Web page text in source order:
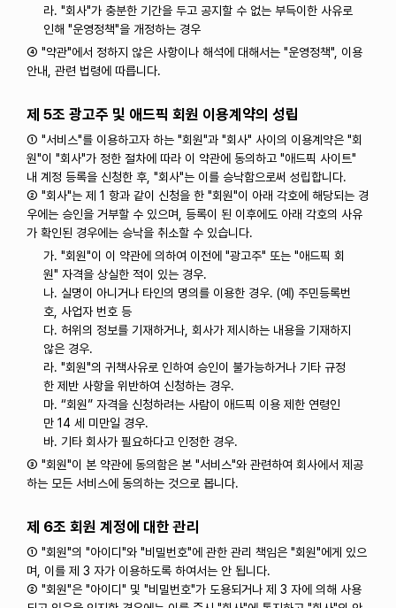
라. "회사"가 충분한 기간을 두고 공지할 수 없는 부득이한 사유로
인해 "운영정책"을 개정하는 경우
④ "약관"에서 정하지 않은 사항이나 해석에 대해서는 "운영정책", 이용
안내, 관련 법령에 따릅니다.
제 5조 광고주 및 애드픽 회원 이용계약의 성립
① "서비스"를 이용하고자 하는 "회원"과 "회사" 사이의 이용계약은 "회
원"이 "회사"가 정한 절차에 따라 이 약관에 동의하고 "애드픽 사이트"
내 계정 등록을 신청한 후, "회사"는 이를 승낙함으로써 성립합니다.
② "회사"는 제 1 항과 같이 신청을 한 "회원"이 아래 각호에 해당되는 경
우에는 승인을 거부할 수 있으며, 등록이 된 이후에도 아래 각호의 사유
가 확인된 경우에는 승낙을 취소할 수 있습니다.
가. "회원"이 이 약관에 의하여 이전에 "광고주" 또는 "애드픽 회
원" 자격을 상실한 적이 있는 경우.
나. 실명이 아니거나 타인의 명의를 이용한 경우. (예) 주민등록번
호, 사업자 번호 등
다. 허위의 정보를 기재하거나, 회사가 제시하는 내용을 기재하지
않은 경우.
라. "회원"의 귀책사유로 인하여 승인이 불가능하거나 기타 규정
한 제반 사항을 위반하여 신청하는 경우.
마. “회원” 자격을 신청하려는 사람이 애드픽 이용 제한 연령인
만 14 세 미만일 경우.
바. 기타 회사가 필요하다고 인정한 경우.
③ "회원"이 본 약관에 동의함은 본 "서비스"와 관련하여 회사에서 제공
하는 모든 서비스에 동의하는 것으로 봅니다.
제 6조 회원 계정에 대한 관리
① "회원"의 "아이디"와 "비밀번호"에 관한 관리 책임은 "회원"에게 있으
며, 이를 제 3 자가 이용하도록 하여서는 안 됩니다.
② "회원"은 "아이디" 및 "비밀번호"가 도용되거나 제 3 자에 의해 사용